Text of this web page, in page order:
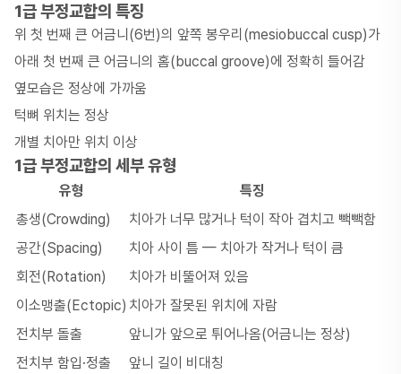
1급 부정교합의 특징
위 첫 번째 큰 어금니(6번)의 앞쪽 봉우리(mesiobuccal cusp)가
아래 첫 번째 큰 어금니의 홈(buccal groove)에 정확히 들어감
옆모습은 정상에 가까움
턱뼈 위치는 정상
개별 치아만 위치 이상
1급 부정교합의 세부 유형
유형
특징
총생(Crowding)
치아가 너무 많거나 턱이 작아 겹치고 빽빽함
공간(Spacing)
치아 사이 틈 — 치아가 작거나 턱이 큼
회전(Rotation)
치아가 비뚤어져 있음
이소맹출(Ectopic) 치아가 잘못된 위치에 자람
전치부 돌출
앞니가 앞으로 튀어나옴(어금니는 정상)
전치부 함입·정출
앞니 길이 비대칭